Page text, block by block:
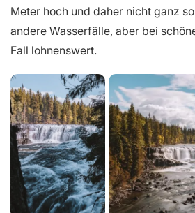
Meter hoch und daher nicht ganz
andere Wasserfälle, aber bei
Fall lohnenswert.